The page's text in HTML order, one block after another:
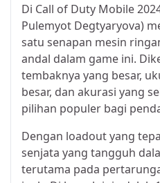
Di Call of Duty Mobile
Pulemyot Degtyaryova)
satu senapan mesin
andal dalam game ini.
tembaknya yang besar,
besar, dan akurasi yang
pilihan populer bagi
Dengan loadout yang
senjata yang tangguh
terutama pada